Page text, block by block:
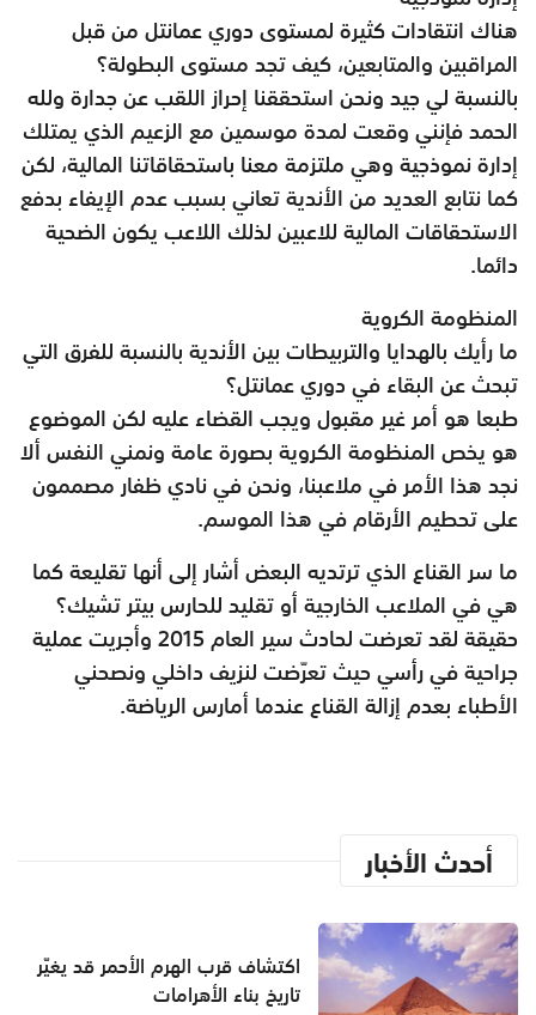
هناك انتقادات كثيرة لمستوى دوري عمانتل من قبل
المراقبين والمتابعين، كيف تجد مستوى البطولة؟
بالنسبة لي جيد ونحن استحققنا إحراز اللقب عن جدارة ولله
الحمد فإنني وقعت لمدة موسمين مع الزعيم الذي يمتلك
إدارة نموذجية وهي ملتزمة معنا باستحقاقاتنا المالية، لكن
كما نتابع العديد من الأندية تعاني بسبب عدم الإيفاء بدفع
الاستحقاقات المالية للاعبين لذلك اللاعب يكون الضحية
دائما.
المنظومة الكروية
ما رأيك بالهدايا والتربيطات بين الأندية بالنسبة للفرق التي
تبحث عن البقاء في دوري عمانتل؟
طبعا هو أمر غير مقبول ويجب القضاء عليه لكن الموضوع
هو يخص المنظومة الكروية بصورة عامة ونمني النفس ألا
نجد هذا الأمر في ملاعبنا، ونحن في نادي ظفار مصممون
على تحطيم الأرقام في هذا الموسم.
ما سر القناع الذي ترتديه البعض أشار إلى أنها تقليعة كما
هي في الملاعب الخارجية أو تقليد للحارس بيتر تشيك؟
حقيقة لقد تعرضت لحادث سير العام 2015 وأجريت عملية
جراحية في رأسي حيث تعرّضت لنزيف داخلي ونصحني
الأطباء بعدم إزالة القناع عندما أمارس الرياضة.
أحدث الأخبار
اكتشاف قرب الهرم الأحمر قد يغيّر
تاريخ بناء الأهرامات